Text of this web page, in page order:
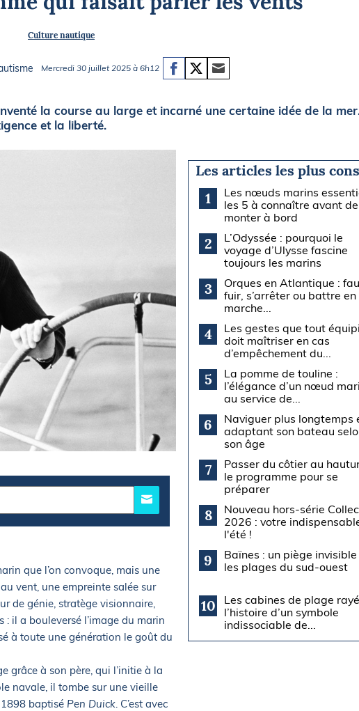
Briefings
Culture nautique
Mercredi 30 juillet 2025 à 6h12
la course au large et incarné une certaine idée de la
et la liberté.
que l’on convoque, mais une
vent, une empreinte salée sur
de génie, stratège visionnaire,
: il a bouleversé l’image du marin
à toute une génération le goût du
grâce à son père, qui l’initie à la
navale, il tombe sur une vieille
baptisé Pen Duick. C’est avec
Les articles les plus
1
Les nœuds marins
les 5 à connaître avant de
monter à bord
2
L’Odyssée : pourquoi le
voyage d’Ulysse fascine
toujours les marins
3
Orques en Atlantique :
fuir, s’arrêter ou battre en
marche...
4
Les gestes que tout
doit maîtriser en cas
d’empêchement du...
5
La pomme de touline :
l’élégance d’un nœud
au service de...
6
Naviguer plus longtemps
adaptant son bateau
son âge
7
Passer du côtier au
le programme pour se
préparer
8
Nouveau hors-série
2026 : votre
l'été !
9
Baïnes : un piège
les plages du sud-ouest
10
Les cabines de plage
l’histoire d’un symbole
indissociable de...